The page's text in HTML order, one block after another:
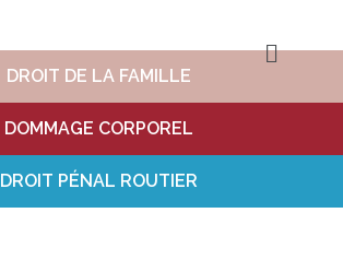
DROIT DE LA FAMILLE
DOMMAGE CORPOREL
DROIT PÉNAL ROUTIER